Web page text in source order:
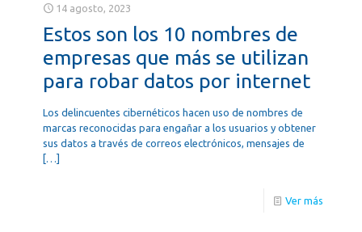
14 agosto, 2023
Estos son los 10 nombres de
empresas que más se utilizan
para robar datos por internet
Los delincuentes cibernéticos hacen uso de nombres de
marcas reconocidas para engañar a los usuarios y obtener
sus datos a través de correos electrónicos, mensajes de
[…]
Ver más